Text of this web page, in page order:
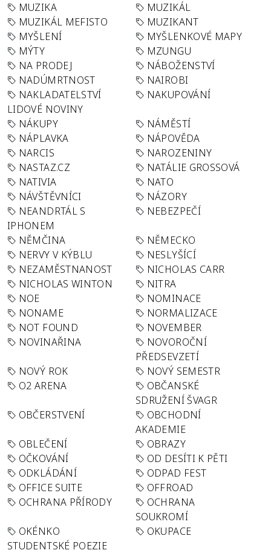
MUZIKA
MUZIKÁL
MUZIKÁL MEFISTO
MUZIKANT
MYŠLENÍ
MYŠLENKOVÉ MAPY
MÝTY
MZUNGU
NA PRODEJ
NÁBOŽENSTVÍ
NADÚMRTNOST
NAIROBI
NAKLADATELSTVÍ
LIDOVÉ NOVINY
NAKUPOVÁNÍ
NÁKUPY
NÁMĚSTÍ
NÁPLAVKA
NÁPOVĚDA
NARCIS
NAROZENINY
NASTAZ.CZ
NATÁLIE GROSSOVÁ
NATIVIA
NATO
NÁVŠTĚVNÍCI
NÁZORY
NEANDRTÁL S
IPHONEM
NEBEZPEČÍ
NĚMČINA
NĚMECKO
NERVY V KÝBLU
NESLYŠÍCÍ
NEZAMĚSTNANOST
NICHOLAS CARR
NICHOLAS WINTON
NITRA
NOE
NOMINACE
NONAME
NORMALIZACE
NOT FOUND
NOVEMBER
NOVINAŘINA
NOVOROČNÍ
PŘEDSEVZETÍ
NOVÝ ROK
NOVÝ SEMESTR
O2 ARENA
OBČANSKÉ
SDRUŽENÍ ŠVAGR
OBČERSTVENÍ
OBCHODNÍ
AKADEMIE
OBLEČENÍ
OBRAZY
OČKOVÁNÍ
OD DESÍTI K PĚTI
ODKLÁDÁNÍ
ODPAD FEST
OFFICE SUITE
OFFROAD
OCHRANA PŘÍRODY
OCHRANA
SOUKROMÍ
OKÉNKO
STUDENTSKÉ POEZIE
OKUPACE